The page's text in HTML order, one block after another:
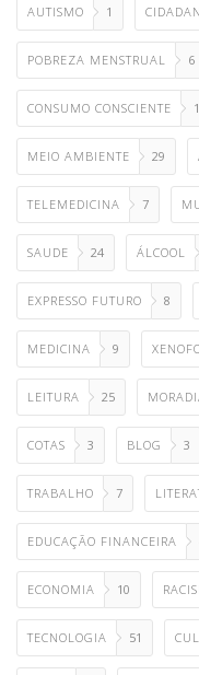
AUTISMO 1
POBREZA MENSTRUAL 6
CONSUMO CONSCIENTE 1
MEIO AMBIENTE 29
TELEMEDICINA 7
SAUDE 24 ÁLCOOL
EXPRESSO FUTURO 8
MEDICINA 9
LEITURA 25
COTAS 3 BLOG 3
TRABALHO 7
EDUCAÇÃO FINANCEIRA
ECONOMIA 10
TECNOLOGIA 51